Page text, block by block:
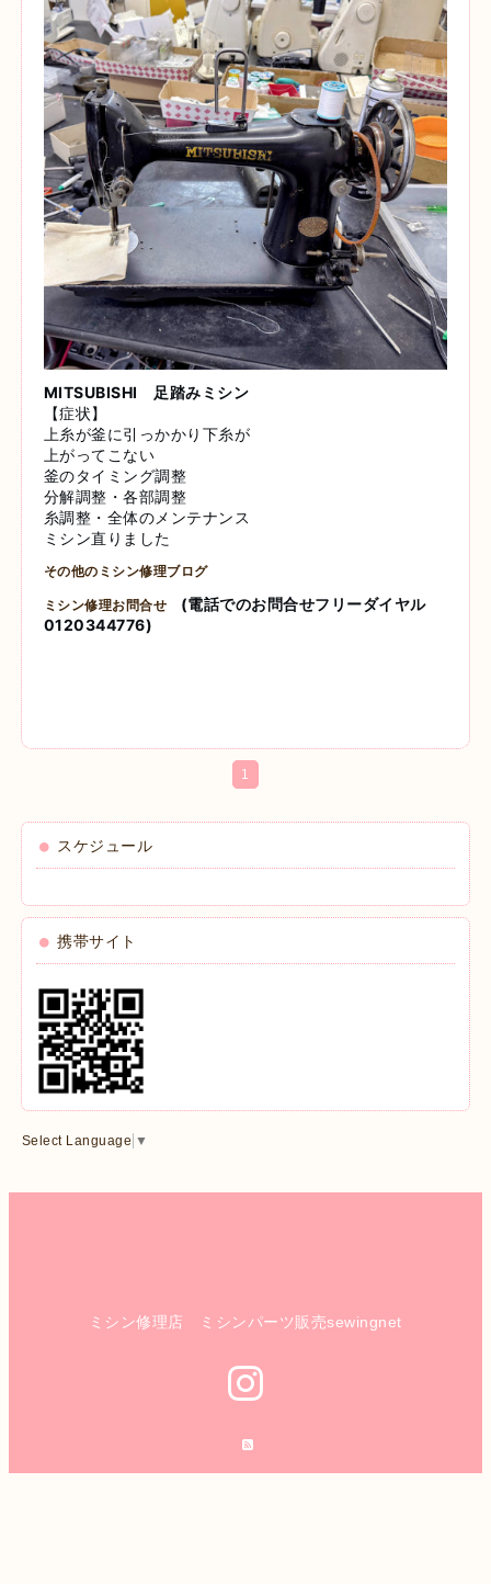
MITSUBISHI 足踏みミシン
【症状】
上糸が釜に引っかかり下糸が
上がってこない
釜のタイミング調整
分解調整・各部調整
糸調整・全体のメンテナンス
ミシン直りました
その他のミシン修理ブログ
ミシン修理お問合せ
(電話でのお問合せフリーダイヤル
0120344776)
1
スケジュール
携帯サイト
Select Language ▼
ミシン修理店 ミシンパーツ販売sewingnet